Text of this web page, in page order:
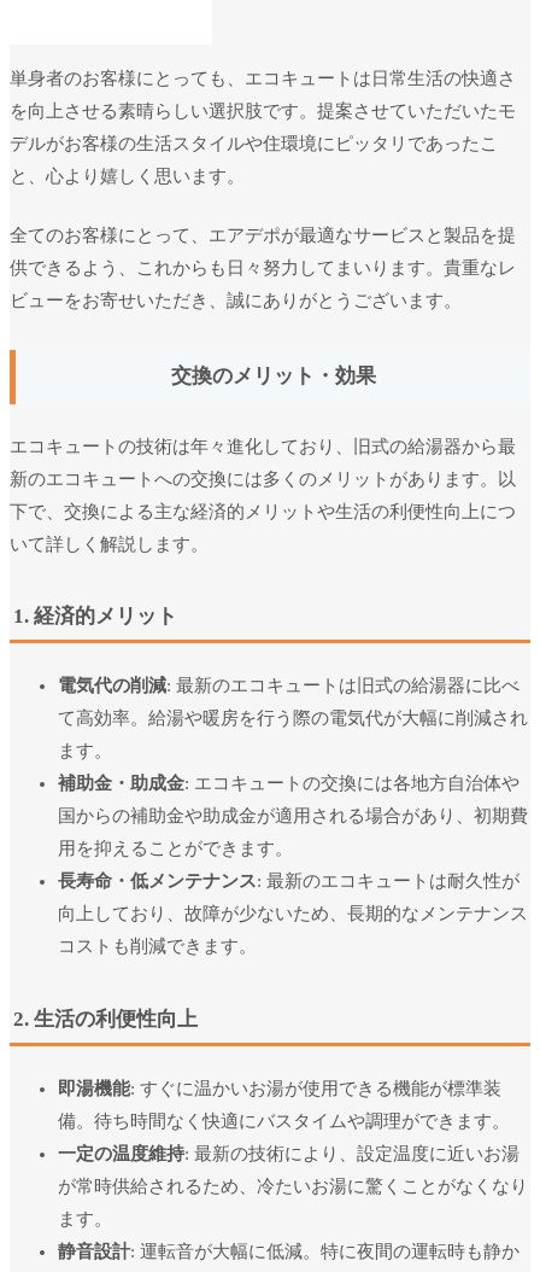
単身者のお客様にとっても、エコキュートは日常生活の快適さ
を向上させる素晴らしい選択肢です。提案させていただいたモ
デルがお客様の生活スタイルや住環境にピッタリであったこ
と、心より嬉しく思います。
全てのお客様にとって、エアデポが最適なサービスと製品を提
供できるよう、これからも日々努力してまいります。貴重なレ
ビューをお寄せいただき、誠にありがとうございます。
交換のメリット・効果
エコキュートの技術は年々進化しており、旧式の給湯器から最
新のエコキュートへの交換には多くのメリットがあります。以
下で、交換による主な経済的メリットや生活の利便性向上につ
いて詳しく解説します。
1. 経済的メリット
電気代の削減: 最新のエコキュートは旧式の給湯器に比べ
て高効率。給湯や暖房を行う際の電気代が大幅に削減され
ます。
補助金・助成金: エコキュートの交換には各地方自治体や
国からの補助金や助成金が適用される場合があり、初期費
用を抑えることができます。
長寿命・低メンテナンス: 最新のエコキュートは耐久性が
向上しており、故障が少ないため、長期的なメンテナンス
コストも削減できます。
2. 生活の利便性向上
即湯機能: すぐに温かいお湯が使用できる機能が標準装
備。待ち時間なく快適にバスタイムや調理ができます。
一定の温度維持: 最新の技術により、設定温度に近いお湯
が常時供給されるため、冷たいお湯に驚くことがなくなり
ます。
静音設計: 運転音が大幅に低減。特に夜間の運転時も静か